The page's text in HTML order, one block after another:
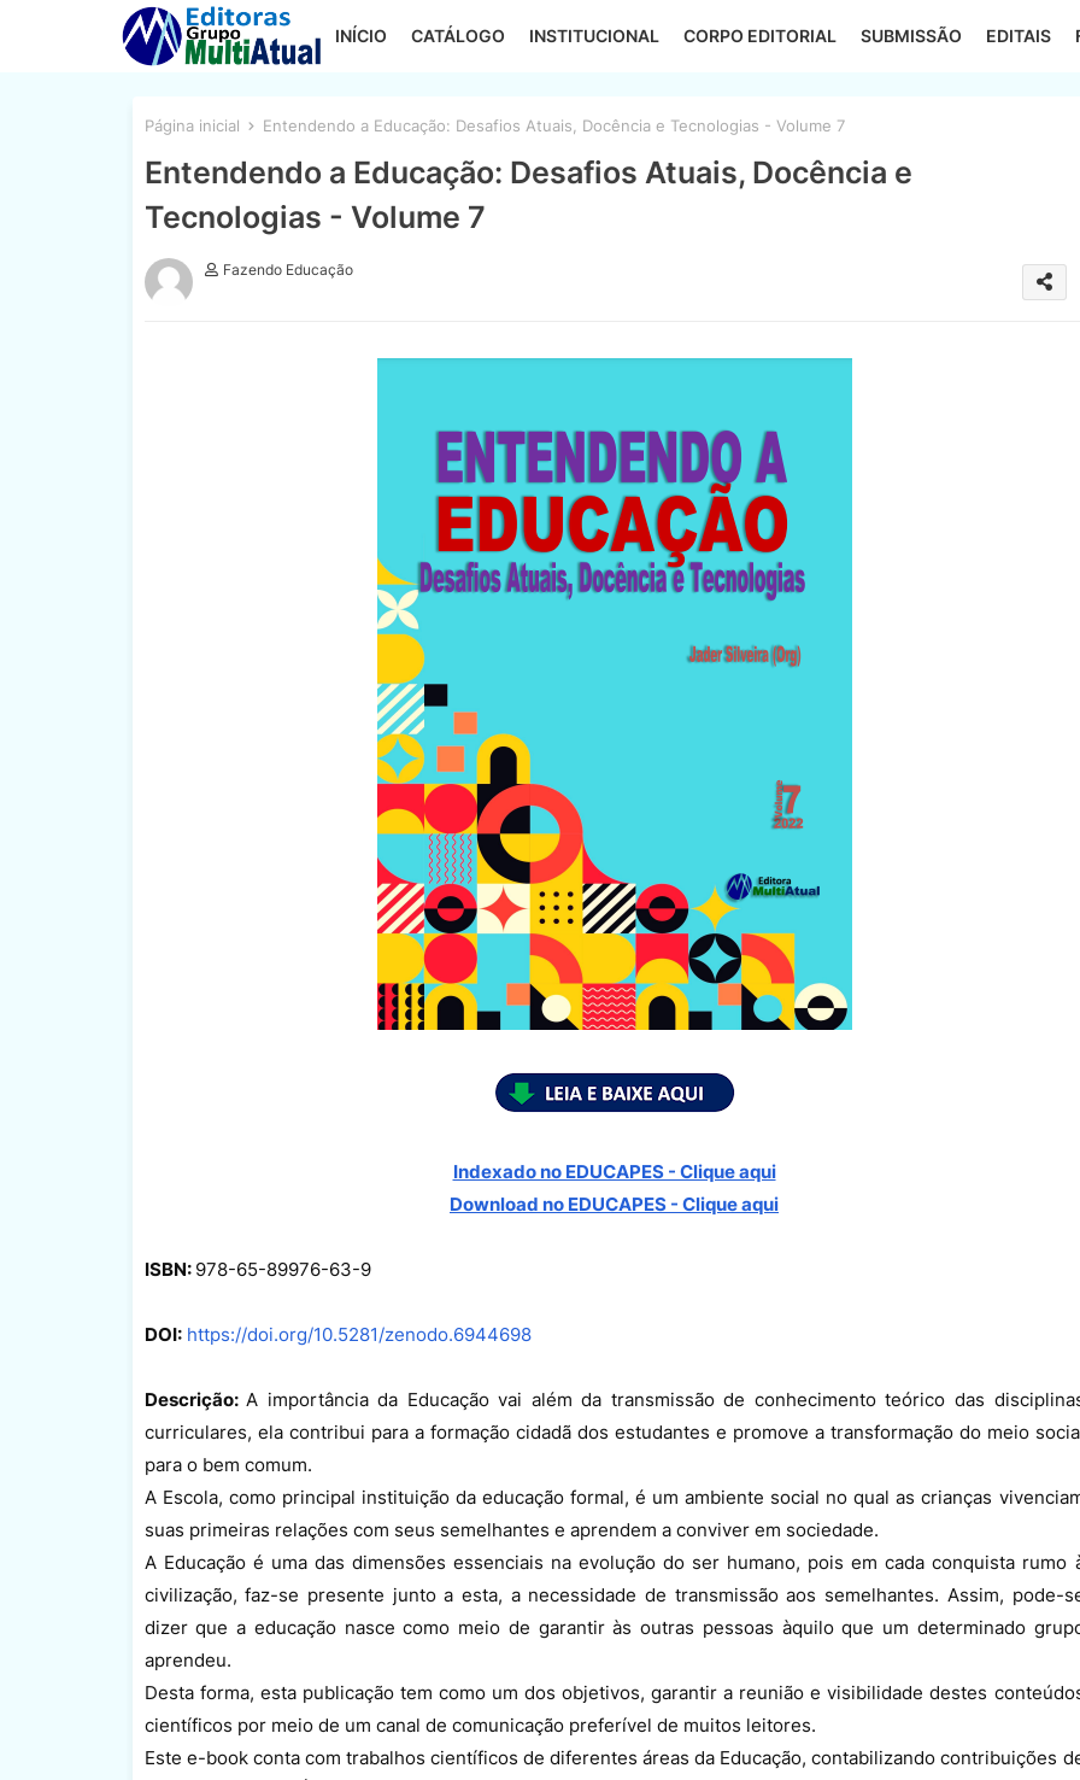
INÍCIO CATÁLOGO INSTITUCIONAL CORPO EDITORIAL SUBMISSÃO EDITAIS
Página inicial Entendendo a Educação: Desafios Atuais, Docência e Tecnologias - Volume 7
Entendendo a Educação: Desafios Atuais, Docência e
Tecnologias - Volume 7
Fazendo Educação
Indexado no EDUCAPES - Clique aqui
Download no EDUCAPES - Clique aqui
ISBN: 978-65-89976-63-9
DOI: https://doi.org/10.5281/zenodo.6944698
Descrição:A importância da Educação vai além da transmissão de conhecimento teórico das
curriculares, ela contribui para a formação cidadã dos estudantes e promove a transformação do meio
para o bem comum.
A Escola, como principal instituição da educação formal, é um ambiente social no qual as crianças
suas primeiras relações com seus semelhantes e aprendem a conviver em sociedade.
A Educação é uma das dimensões essenciais na evolução do ser humano, pois em cada conquista rumo
civilização, faz-se presente junto a esta, a necessidade de transmissão aos semelhantes. Assim, pode-
dizer que a educação nasce como meio de garantir às outras pessoas àquilo que um determinado
aprendeu.
Desta forma, esta publicação tem como um dos objetivos, garantir a reunião e visibilidade destes
científicos por meio de um canal de comunicação preferível de muitos leitores.
Este e-book conta com trabalhos científicos de diferentes áreas da Educação, contabilizando contribuições